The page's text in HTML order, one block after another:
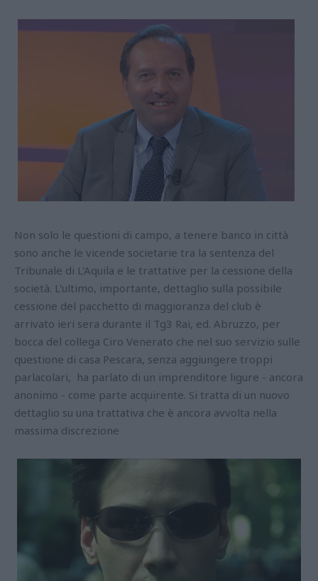
Non solo le questioni di campo, a tenere banco in città
sono anche le vicende societarie tra la sentenza del
Tribunale di L'Aquila e le trattative per la cessione della
società. L'ultimo, importante, dettaglio sulla possibile
cessione del pacchetto di maggioranza del club è
arrivato ieri sera durante il Tg3 Rai, ed. Abruzzo, per
bocca del collega Ciro Venerato che nel suo servizio sulle
questione di casa Pescara, senza aggiungere troppi
parlacolari, ha parlato di un imprenditore ligure - ancora
anonimo - come parte acquirente. Si tratta di un nuovo
dettaglio su una trattativa che è ancora avvolta nella
massima discrezione